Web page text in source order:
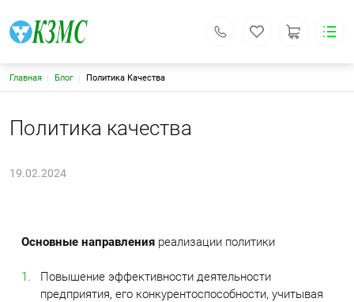
КЗМС
Политика качества
kzms@mail.ru
Обратный вызов
Строка навигации
Главная Блог Политика Качества
Политика качества
19.02.2024
Основные направления реализации политики
Повышение эффективности деятельности
предприятия, его конкурентоспособности, учитывая